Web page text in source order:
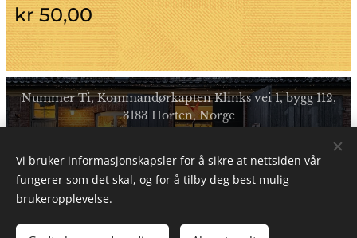
kr 50,00
Nummer Ti, Kommandørkapten Klinks vei 1, bygg 112,
3183 Horten, Norge
Ligger på Garassjetorget ved idylliske Karljohansvern i
vakre Horten Kommune
Informasjonskapsler
Vi bruker informasjonskapsler for å sikre at nettsiden vår
fungerer som det skal, og for å tilby deg best mulig
brukeropplevelse.